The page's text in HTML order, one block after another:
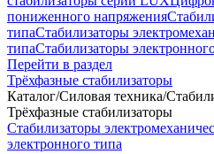
пониженного напряжения
типаСтабилизаторы
типаСтабилизаторы
Перейти в раздел
Трёхфазные стабилизаторы
Каталог/Силовая техника/
Трёхфазные стабилизаторы
Стабилизаторы
электронного типа